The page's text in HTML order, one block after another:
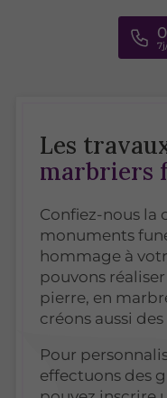
Les
marbriers
Confiez-nous la
monuments
hommage à
pouvons
pierre, en
créons aussi des
Pour
effectuons des